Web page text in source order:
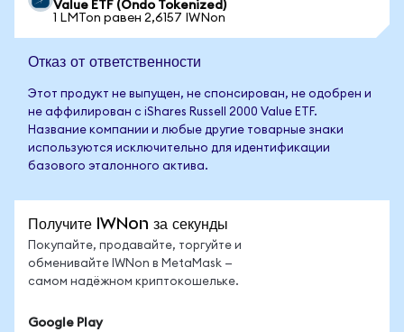
Value ETF (Ondo Tokenized)
1 LMTon равен 2,6157 IWNon
Отказ от ответственности
Этот продукт не выпущен, не спонсирован, не одобрен и
не аффилирован с iShares Russell 2000 Value ETF.
Название компании и любые другие товарные знаки
используются исключительно для идентификации
базового эталонного актива.
Получите IWNon за секунды
Покупайте, продавайте, торгуйте и
обменивайте IWNon в MetaMask —
самом надёжном криптокошельке.
Google Play